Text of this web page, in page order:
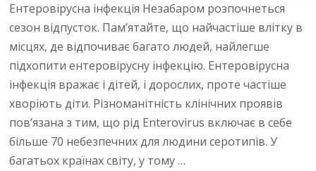
Ентеровірусна інфекція Незабаром розпочнеться
сезон відпусток. Пам’ятайте, що найчастіше влітку в
місцях, де відпочиває багато людей, найлегше
підхопити ентеровірусну інфекцію. Ентеровірусна
інфекція вражає і дітей, і дорослих, проте частіше
хворіють діти. Різноманітність клінічних проявів
пов’язана з тим, що рід Enterovirus включає в себе
більше 70 небезпечних для людини серотипів. У
багатьох країнах світу, у тому …